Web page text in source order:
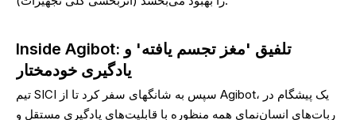
Inside Agibot: تلفیق 'مغز تجسم یافته' و
یادگیری خودمختار
تیم SICI سپس به شانگهای سفر کرد تا از Agibot، یک پیشگام در
ربات‌های انسان‌نمای همه منظوره با قابلیت‌های یادگیری مستقل و